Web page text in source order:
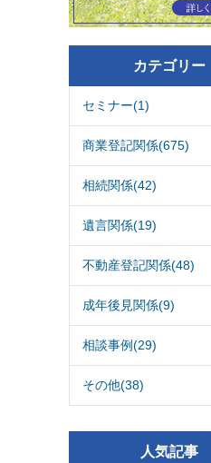
カテゴリー
セミナー(1)
商業登記関係(675)
相続関係(42)
遺言関係(19)
不動産登記関係(48)
成年後見関係(9)
相談事例(29)
その他(38)
人気記事